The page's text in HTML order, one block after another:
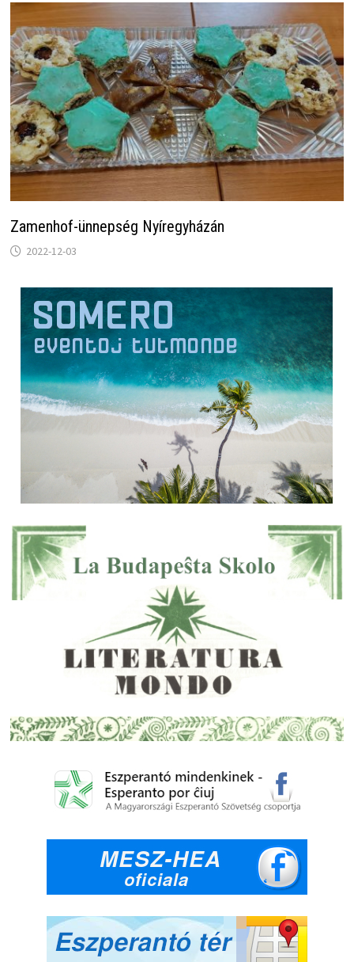
Zamenhof-ünnepség Nyíregyházán
2022-12-03